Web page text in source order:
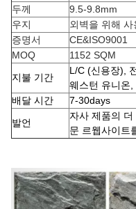
두께
9.5-9.8mm
우지
외벽을 위해 사
증명서
CE&ISO9001
MOQ
1152 SQM
지불 기간
L/C (신용장),
웨스턴 유니온
배달 시간
7-30days
발언
자사 제품의
문 르웹사이트